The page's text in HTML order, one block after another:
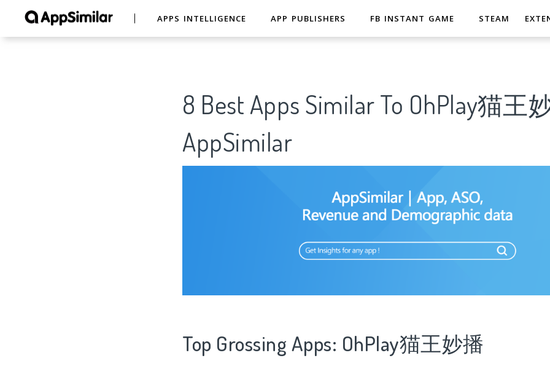
APPS INTELLIGENCE APP PUBLISHERS FB INSTANT GAME STEAM
8 Best Apps Similar To OhPlay猫王
AppSimilar
Top Grossing Apps: OhPlay猫王妙播